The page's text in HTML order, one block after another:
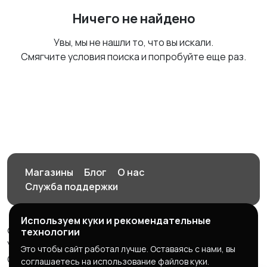
Ничего не найдено
Увы, мы не нашли то, что вы искали.
Смягчите условия поиска и попробуйте еще раз.
Магазины Блог
О нас
Служба поддержки
© 2026 Орен-АЙ - Авто | Недвижимость | Работа |
Услуги
Создал Карусов Е.С ООО "ЦПК" ИНН 5609203278 ОГРН
Используем куки и рекомендательные
технологии
Это чтобы сайт работал лучше. Оставаясь с нами, вы
соглашаетесь на использование файлов куки.